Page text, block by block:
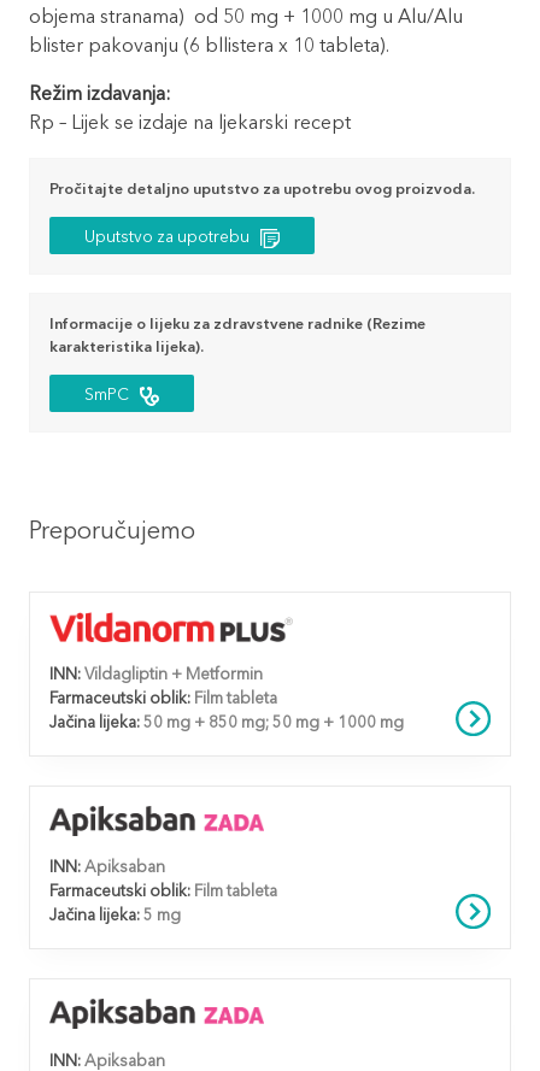
objema stranama) od 50 mg + 1000 mg u Alu/Alu
blister pakovanju (6 bllistera x 10 tableta).
Režim izdavanja:
Rp – Lijek se izdaje na ljekarski recept
Pročitajte detaljno uputstvo za upotrebu ovog proizvoda.
Uputstvo za upotrebu
Informacije o lijeku za zdravstvene radnike (Rezime
karakteristika lijeka).
SmPC
Preporučujemo
INN: Vildagliptin + Metformin
Farmaceutski oblik: Film tableta
Jačina lijeka: 50 mg + 850 mg; 50 mg + 1000 mg
INN: Apiksaban
Farmaceutski oblik: Film tableta
Jačina lijeka: 5 mg
INN: Apiksaban